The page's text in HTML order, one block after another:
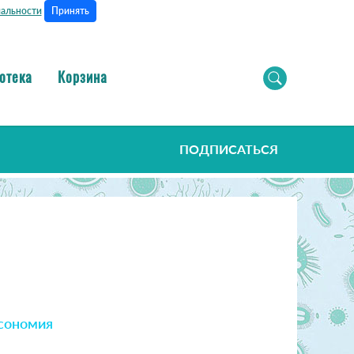
Принять
Корзина
ПОДПИСАТЬСЯ